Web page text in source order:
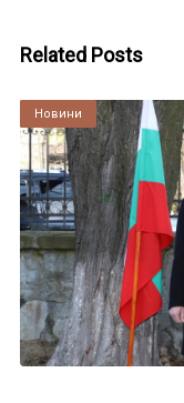
Related Posts
Култура
Новини